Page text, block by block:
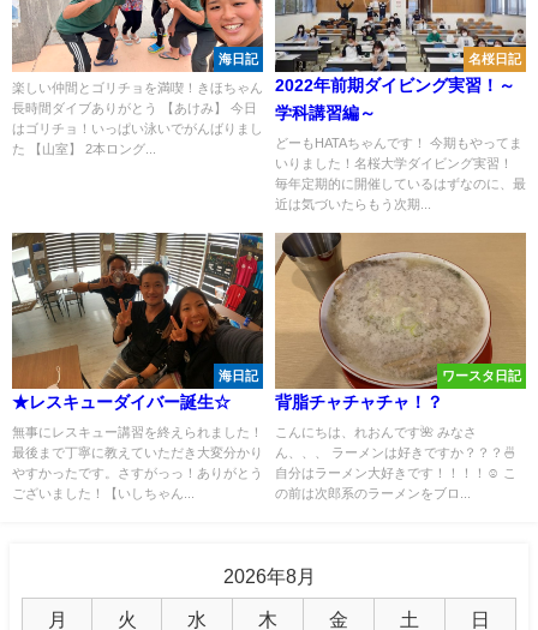
海日記
楽しい仲間とゴリチョを満喫！きほちゃん
長時間ダイブありがとう 【あけみ】 今日
はゴリチョ！いっぱい泳いでがんばりまし
た 【山室】 2本ロング...
名桜日記
2022年前期ダイビング実習！～
学科講習編～
どーもHATAちゃんです！ 今期もやってま
いりました！名桜大学ダイビング実習！
毎年定期的に開催しているはずなのに、最
近は気づいたらもう次期...
海日記
★レスキューダイバー誕生☆
無事にレスキュー講習を終えられました！
最後まで丁寧に教えていただき大変分かり
やすかったです。さすがっっ！ありがとう
ございました！【いしちゃん...
ワースタ日記
背脂チャチャチャ！？
こんにちは、れおんです🌺 みなさ
ん、、、 ラーメンは好きですか？？？🍜
自分はラーメン大好きです！！！！☺️ こ
の前は次郎系のラーメンをブロ...
2026年8月
月 火 水 木 金 土 日